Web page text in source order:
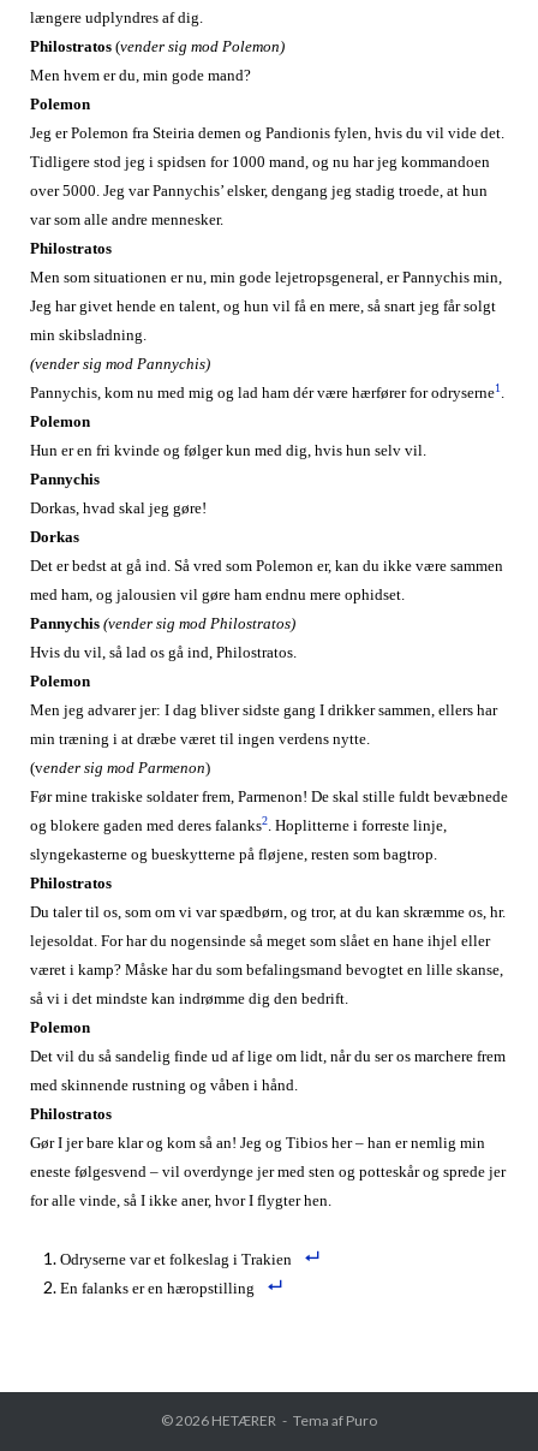
længere udplyndres af dig.
Philostratos (vender sig mod Polemon)
Men hvem er du, min gode mand?
Polemon
Jeg er Polemon fra Steiria demen og Pandionis fylen, hvis du vil vide det.
Tidligere stod jeg i spidsen for 1000 mand, og nu har jeg kommandoen
over 5000. Jeg var Pannychis’ elsker, dengang jeg stadig troede, at hun
var som alle andre mennesker.
Philostratos
Men som situationen er nu, min gode lejetropsgeneral, er Pannychis min,
Jeg har givet hende en talent, og hun vil få en mere, så snart jeg får solgt
min skibsladning.
(vender sig mod Pannychis)
Pannychis, kom nu med mig og lad ham dér være hærfører for odryserne1.
Polemon
Hun er en fri kvinde og følger kun med dig, hvis hun selv vil.
Pannychis
Dorkas, hvad skal jeg gøre!
Dorkas
Det er bedst at gå ind. Så vred som Polemon er, kan du ikke være sammen
med ham, og jalousien vil gøre ham endnu mere ophidset.
Pannychis (vender sig mod Philostratos)
Hvis du vil, så lad os gå ind, Philostratos.
Polemon
Men jeg advarer jer: I dag bliver sidste gang I drikker sammen, ellers har
min træning i at dræbe været til ingen verdens nytte.
(vender sig mod Parmenon)
Før mine trakiske soldater frem, Parmenon! De skal stille fuldt bevæbnede
og blokere gaden med deres falanks2. Hoplitterne i forreste linje,
slyngekasterne og bueskytterne på fløjene, resten som bagtrop.
Philostratos
Du taler til os, som om vi var spædbørn, og tror, at du kan skræmme os, hr.
lejesoldat. For har du nogensinde så meget som slået en hane ihjel eller
været i kamp? Måske har du som befalingsmand bevogtet en lille skanse,
så vi i det mindste kan indrømme dig den bedrift.
Polemon
Det vil du så sandelig finde ud af lige om lidt, når du ser os marchere frem
med skinnende rustning og våben i hånd.
Philostratos
Gør I jer bare klar og kom så an! Jeg og Tibios her – han er nemlig min
eneste følgesvend – vil overdynge jer med sten og potteskår og sprede jer
for alle vinde, så I ikke aner, hvor I flygter hen.
Odryserne var et folkeslag i Trakien
En falanks er en hæropstilling
© 2026 HETÆRER Tema af Puro